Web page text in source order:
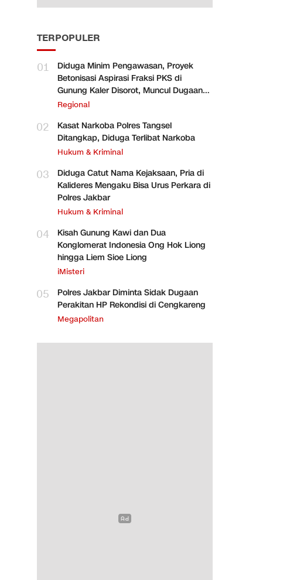
TERPOPULER
01
Diduga Minim Pengawasan, Proyek
Betonisasi Aspirasi Fraksi PKS di
Gunung Kaler Disorot, Muncul Dugaan
Pengurangan Volume
Regional
02
Kasat Narkoba Polres Tangsel
Ditangkap, Diduga Terlibat Narkoba
Hukum & Kriminal
03
Diduga Catut Nama Kejaksaan, Pria di
Kalideres Mengaku Bisa Urus Perkara di
Polres Jakbar
Hukum & Kriminal
04
Kisah Gunung Kawi dan Dua
Konglomerat Indonesia Ong Hok Liong
hingga Liem Sioe Liong
iMisteri
05
Polres Jakbar Diminta Sidak Dugaan
Perakitan HP Rekondisi di Cengkareng
Megapolitan